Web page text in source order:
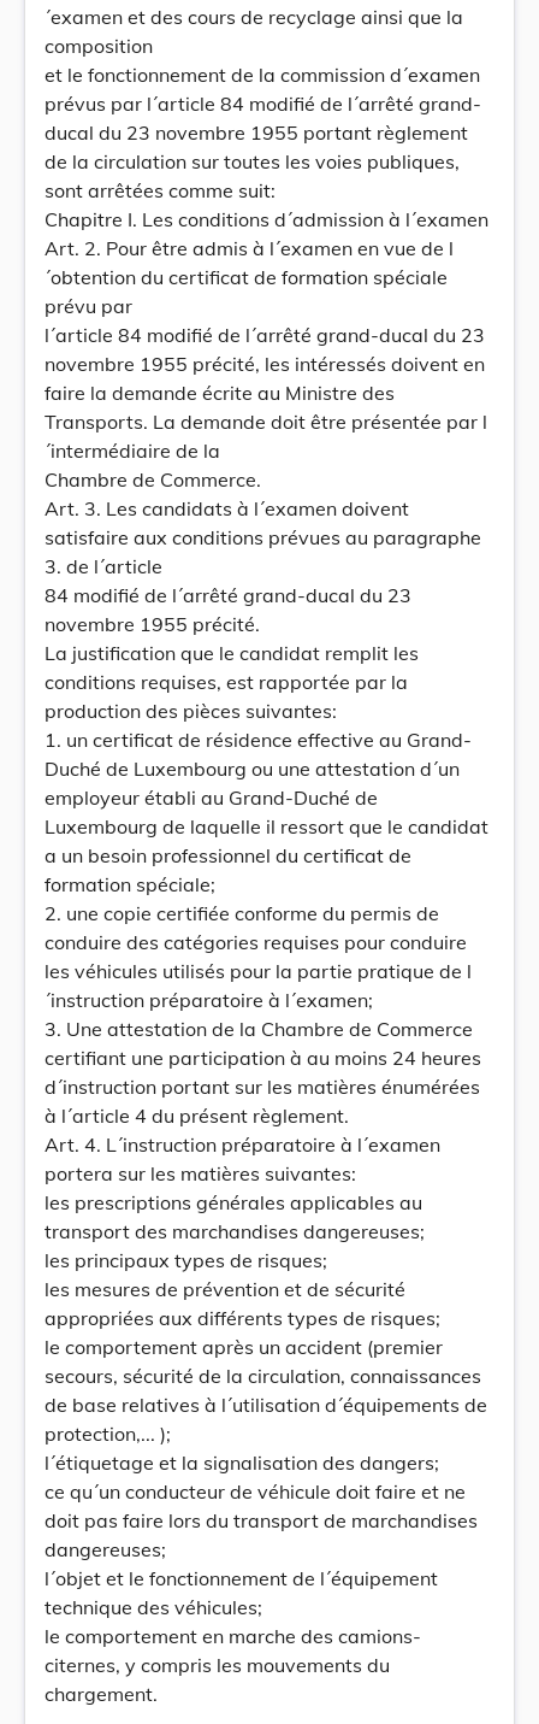
´examen et des cours de recyclage ainsi que la
composition
et le fonctionnement de la commission d´examen
prévus par l´article 84 modifié de l´arrêté grand-
ducal du 23 novembre 1955 portant règlement
de la circulation sur toutes les voies publiques,
sont arrêtées comme suit:
Chapitre I. Les conditions d´admission à l´examen
Art. 2. Pour être admis à l´examen en vue de l
´obtention du certificat de formation spéciale
prévu par
l´article 84 modifié de l´arrêté grand-ducal du 23
novembre 1955 précité, les intéressés doivent en
faire la demande écrite au Ministre des
Transports. La demande doit être présentée par l
´intermédiaire de la
Chambre de Commerce.
Art. 3. Les candidats à l´examen doivent
satisfaire aux conditions prévues au paragraphe
3. de l´article
84 modifié de l´arrêté grand-ducal du 23
novembre 1955 précité.
La justification que le candidat remplit les
conditions requises, est rapportée par la
production des pièces suivantes:
1. un certificat de résidence effective au Grand-
Duché de Luxembourg ou une attestation d´un
employeur établi au Grand-Duché de
Luxembourg de laquelle il ressort que le candidat
a un besoin professionnel du certificat de
formation spéciale;
2. une copie certifiée conforme du permis de
conduire des catégories requises pour conduire
les véhicules utilisés pour la partie pratique de l
´instruction préparatoire à l´examen;
3. Une attestation de la Chambre de Commerce
certifiant une participation à au moins 24 heures
d´instruction portant sur les matières énumérées
à l´article 4 du présent règlement.
Art. 4. L´instruction préparatoire à l´examen
portera sur les matières suivantes:
les prescriptions générales applicables au
transport des marchandises dangereuses;
les principaux types de risques;
les mesures de prévention et de sécurité
appropriées aux différents types de risques;
le comportement après un accident (premier
secours, sécurité de la circulation, connaissances
de base relatives à l´utilisation d´équipements de
protection,... );
l´étiquetage et la signalisation des dangers;
ce qu´un conducteur de véhicule doit faire et ne
doit pas faire lors du transport de marchandises
dangereuses;
l´objet et le fonctionnement de l´équipement
technique des véhicules;
le comportement en marche des camions-
citernes, y compris les mouvements du
chargement.